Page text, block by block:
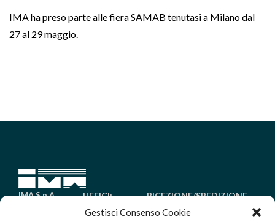
Gestisci Consenso Cookie
IMA ha preso parte alle fiera SAMAB tenutasi a Milano dal
27 al 29 maggio.
IMA S.p.A.
UFFICI:
Via
RICEZIONE/SPEDIZIONE
MERCI: